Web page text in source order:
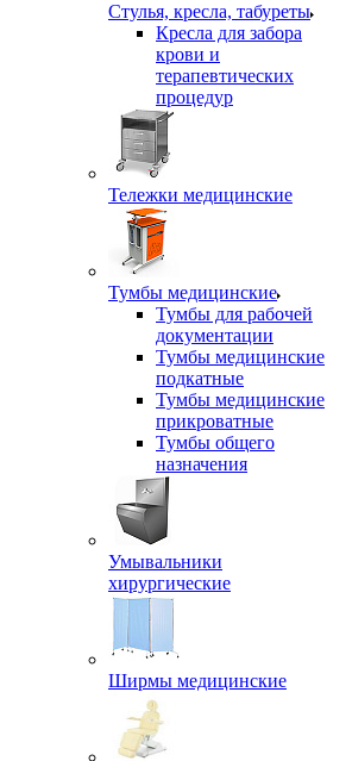
Стулья, кресла, табуреты
Кресла для забора
крови и
терапевтических
процедур
Тележки медицинские
Тумбы медицинские
Тумбы для рабочей
документации
Тумбы медицинские
подкатные
Тумбы медицинские
прикроватные
Тумбы общего
назначения
Умывальники
хирургические
Ширмы медицинские